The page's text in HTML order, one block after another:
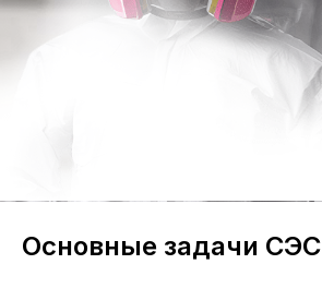
Основные задачи СЭС